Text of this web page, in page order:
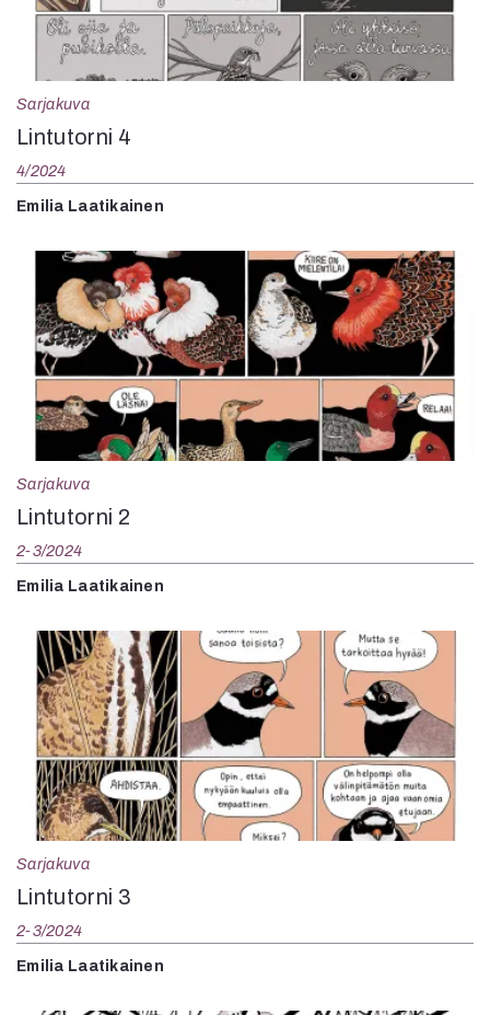
Sarjakuva
Lintutorni 4
4/2024
Emilia Laatikainen
Sarjakuva
Lintutorni 2
2-3/2024
Emilia Laatikainen
Sarjakuva
Lintutorni 3
2-3/2024
Emilia Laatikainen